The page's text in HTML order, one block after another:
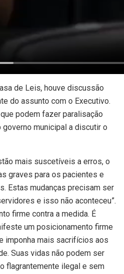
de Leis, houve discussão
do assunto com o Executivo.
podem fazer paralisação
municipal a discutir o
mais suscetíveis a erros, o
graves para os pacientes e
Estas mudanças precisam ser
e isso não aconteceu”.
firme contra a medida. É
um posicionamento firme
imponha mais sacrifícios aos
Suas vidas não podem ser
flagrantemente ilegal e sem